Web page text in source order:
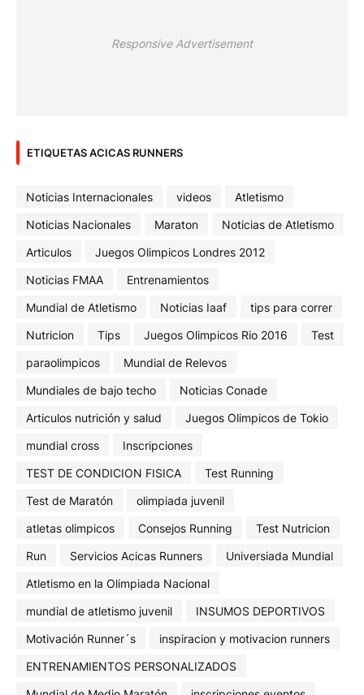
Responsive Advertisement
ETIQUETAS ACICAS RUNNERS
Noticias Internacionales videos
Atletismo
Noticias Nacionales
Maraton
Noticias de Atletismo
Articulos
Juegos Olimpicos Londres 2012
Noticias FMAA
Entrenamientos
Mundial de Atletismo
Noticias Iaaf
tips para correr
Nutricion
Tips Juegos Olimpicos Rio 2016
Test
paraolimpicos
Mundial de Relevos
Mundiales de bajo techo
Noticias Conade
Articulos nutrición y salud
Juegos Olimpicos de Tokio
mundial cross
Inscripciones
TEST DE CONDICION FISICA
Test Running
Test de Maratón
olimpiada juvenil
atletas olimpicos
Consejos Running
Test Nutricion
Run
Servicios Acicas Runners
Universiada Mundial
Atletismo en la Olimpiada Nacional
mundial de atletismo juvenil
INSUMOS DEPORTIVOS
Motivación Runner´s
inspiracion y motivacion runners
ENTRENAMIENTOS PERSONALIZADOS